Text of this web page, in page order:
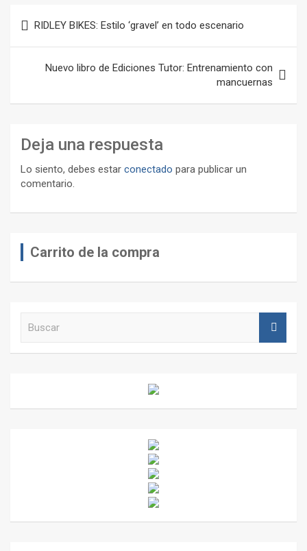
de
entradas
RIDLEY BIKES: Estilo ‘gravel’ en todo escenario
Nuevo libro de Ediciones Tutor: Entrenamiento con
mancuernas
Deja una respuesta
Lo siento, debes estar conectado para publicar un
comentario.
Carrito de la compra